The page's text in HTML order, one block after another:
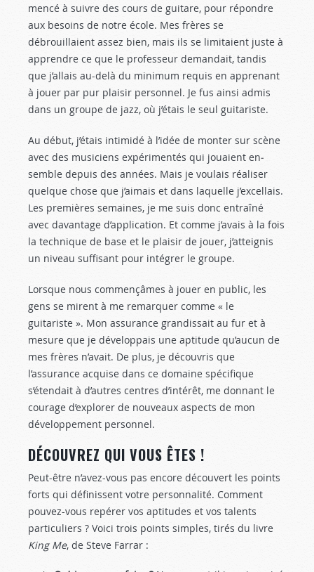
mencé à suivre des cours de guitare, pour répondre
aux besoins de notre école. Mes frères se
débrouillaient assez bien, mais ils se limitaient juste à
apprendre ce que le professeur demandait, tandis
que j’allais au-delà du minimum requis en apprenant
à jouer par pur plaisir personnel. Je fus ainsi admis
dans un groupe de jazz, où j’étais le seul guitariste.
Au début, j’étais intimidé à l’idée de monter sur scène
avec des musiciens expérimentés qui jouaient en­
semble depuis des années. Mais je voulais réaliser
quelque chose que j’aimais et dans laquelle j’excellais.
Les premières semaines, je me suis donc entraîné
avec davantage d’application. Et comme j’avais à la fois
la technique de base et le plaisir de jouer, j’atteignis
un niveau suffisant pour intégrer le groupe.
Lorsque nous commençâmes à jouer en public, les
gens se mirent à me remarquer comme « le
guitariste ». Mon assurance grandissait au fur et à
mesure que je dé­veloppais une aptitude qu’aucun de
mes frères n’avait. De plus, je découvris que
l’assurance acquise dans ce domaine spécifique
s’étendait à d’autres centres d’inté­rêt, me donnant le
courage d’explorer de nouveaux as­pects de mon
développement personnel.
DÉCOUVREZ QUI VOUS ÊTES !
Peut-être n’avez-vous pas encore découvert les points
forts qui définissent votre personnalité. Comment
pouvez-vous repérer vos aptitudes et vos talents
particuliers ? Voici trois points simples, tirés du livre
King Me, de Steve Farrar :